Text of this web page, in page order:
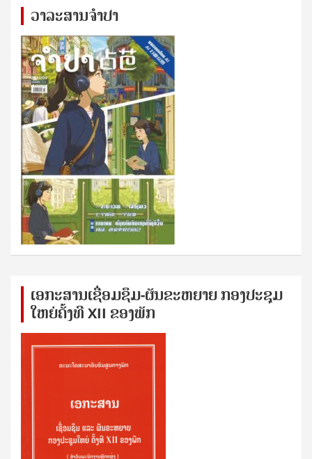
ວາລະສານຈຳປາ
ເອກ​ະ​ສານ​ເຊ​ື່ອມ​ຊ​ຶມ-ຜັນ​ຂະ​ຫ​ຍາຍ ກອງ​ປະ​ຊຸມ​
ໃຫຍ່​ຄັ້ງ​ທີ XII ຂອງ​ພັກ